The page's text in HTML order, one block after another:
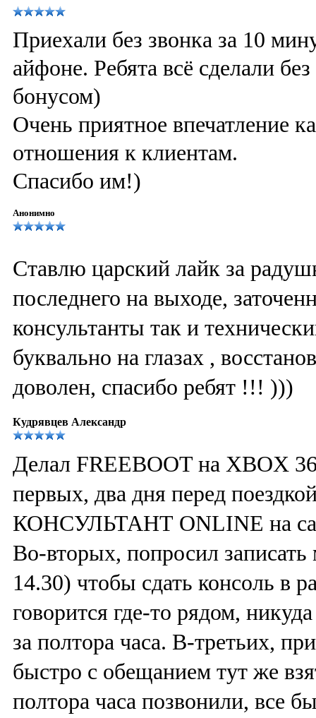
Приехали без звонка за 10
айфоне. Ребята всё сделали
бонусом)
Очень приятное впечатление
отношения к клиентам.
Спасибо им!)
Анонимно
Ставлю царский лайк за
последнего на выходе,
консультанты так и
буквально на глазах ,
доволен, спасибо ребят !!! )))
Кудрявцев Александр
Делал FREEBOOT на XBOX
первых, два дня перед
КОНСУЛЬТАНТ ONLINE на
Во-вторых, попросил
14.30) чтобы сдать консоль в
говорится где-то рядом,
за полтора часа. В-третьих,
быстро с обещанием тут же
полтора часа позвонили, все